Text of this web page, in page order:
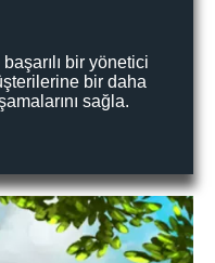
bir yönetici
bir daha
sağla.